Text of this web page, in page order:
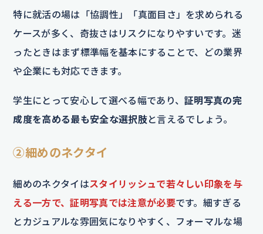
特に就活の場は「協調性」「真面目さ」を求められる
ケースが多く、奇抜さはリスクになりやすいです。迷
ったときはまず標準幅を基本にすることで、どの業界
や企業にも対応できます。
学生にとって安心して選べる幅であり、証明写真の完
成度を高める最も安全な選択肢と言えるでしょう。
②細めのネクタイ
細めのネクタイはスタイリッシュで若々しい印象を与
える一方で、証明写真では注意が必要です。細すぎる
とカジュアルな雰囲気になりやすく、フォーマルな場